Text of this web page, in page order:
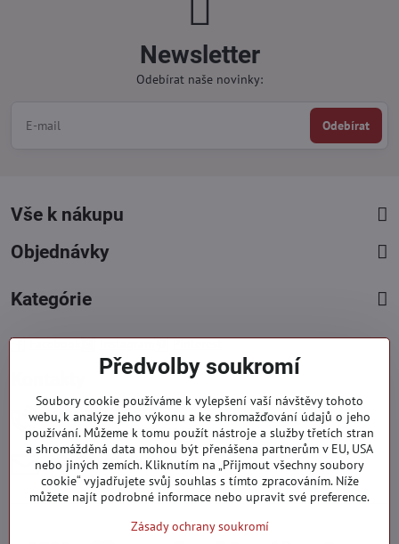
Newsletter
Odebírat naše novinky:
Odebírat
Vše k nákupu
Objednávky
Kategórie
Facebook Instagram Pinterest
+421 919 060 751
Pondělí - Pátek : 09:00 - 15:00 hod.
info​@everlady​.eu
Non stop ( 24/7 )
Předvolby soukromí
Soubory cookie používáme k vylepšení vaší návštěvy tohoto
webu, k analýze jeho výkonu a ke shromažďování údajů o jeho
používání. Můžeme k tomu použít nástroje a služby třetích stran
a shromážděná data mohou být přenášena partnerům v EU, USA
nebo jiných zemích. Kliknutím na „Přijmout všechny soubory
cookie“ vyjadřujete svůj souhlas s tímto zpracováním. Níže
můžete najít podrobné informace nebo upravit své preference.
Zásady ochrany soukromí